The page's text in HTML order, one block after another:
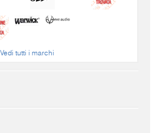
Vedi tutti i marchi